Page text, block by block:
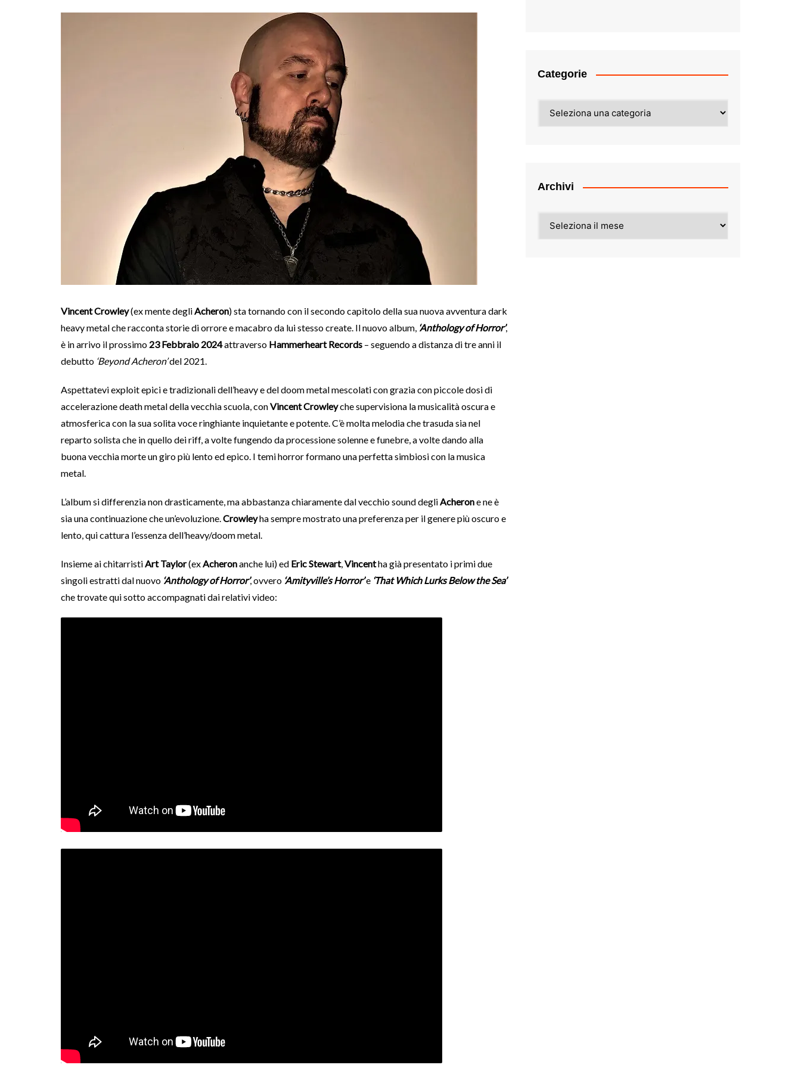
Vincent Crowley(ex mente degliAcheron) sta tornando con il secondo capitolo della sua nuova avventura dark
heavy metal che racconta storie di orrore e macabro da lui stesso create. Il nuovo album, ‘Anthology of Horror’,
è in arrivo il prossimo 23 Febbraio 2024attraverso Hammerheart Records – seguendo a distanza di tre anni il
debutto ‘Beyond Acheron’del 2021.
Aspettatevi exploit epici e tradizionali dell’heavy e del doom metal mescolati con grazia con piccole dosi di
accelerazione death metal della vecchia scuola, conVincent Crowleyche supervisiona la musicalità oscura e
atmosferica con la sua solita voce ringhiante inquietante e potente. C’è molta melodia che trasuda sia nel
reparto solista che in quello dei riff, a volte fungendo da processione solenne e funebre, a volte dando alla
buona vecchia morte un giro più lento ed epico. I temi horror formano una perfetta simbiosi con la musica
metal.
L’album si differenzia non drasticamente, ma abbastanza chiaramente dal vecchio sound degliAcherone ne è
sia una continuazione che un’evoluzione.Crowleyha sempre mostrato una preferenza per il genere più oscuro e
lento, qui cattura l’essenza dell’heavy/doom metal.
Insieme ai chitarristiArt Taylor(exAcheronanche lui) ed Eric Stewart,Vincentha già presentato i primi due
singoli estratti dal nuovo ‘Anthology of Horror’, ovvero ‘Amityville’s Horror’e ‘That Which Lurks Below the Sea’
che trovate qui sotto accompagnati dai relativi video:
Categorie
Archivi